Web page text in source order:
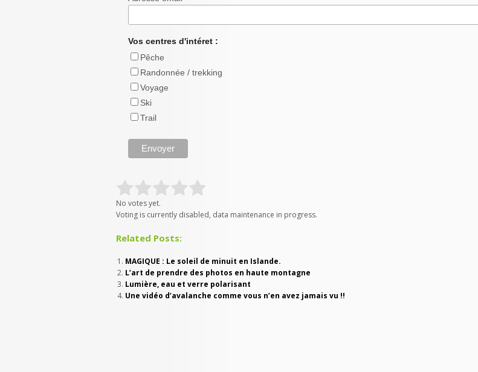
Vos centres d'intéret :
Pêche
Randonnée / trekking
Voyage
Ski
Trail
No votes yet.
Voting is currently disabled, data maintenance in progress.
Related Posts:
MAGIQUE : Le soleil de minuit en Islande.
L’art de prendre des photos en haute montagne
Lumière, eau et verre polarisant
Une vidéo d’avalanche comme vous n’en avez jamais vu !!